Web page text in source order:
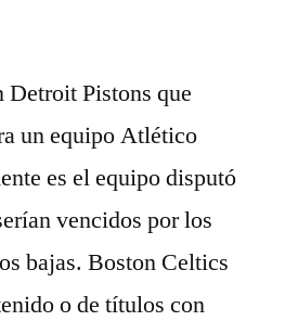
Detroit Pistons que
un equipo Atlético
es el equipo disputó
vencidos por los
bajas. Boston Celtics
o de títulos con